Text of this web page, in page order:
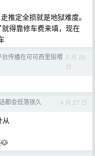
推定全损就是地狱难度。
得靠修车费来填，现在
传播在可可西里投喂 5 月 26
日
都会低落很久 4 月 27 日
从